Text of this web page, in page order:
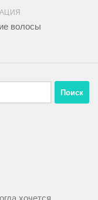
волосы